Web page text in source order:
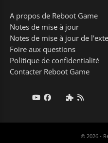
A propos de Reboot Game
Notes de mise à jour
Notes de mise à jour de
Foire aux questions
Politique de confidentialité
Contacter Reboot Game
© 2026 -